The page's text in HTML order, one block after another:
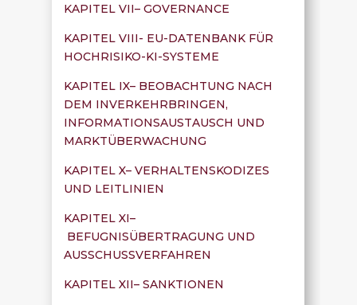
KAPITEL VII– GOVERNANCE
KAPITEL VIII- EU-DATENBANK FÜR
HOCHRISIKO-KI-SYSTEME
KAPITEL IX– BEOBACHTUNG NACH
DEM INVERKEHRBRINGEN,
INFORMATIONSAUSTAUSCH UND
MARKTÜBERWACHUNG
KAPITEL X– VERHALTENSKODIZES
UND LEITLINIEN
KAPITEL XI–
BEFUGNISÜBERTRAGUNG UND
AUSSCHUSSVERFAHREN
KAPITEL XII– SANKTIONEN